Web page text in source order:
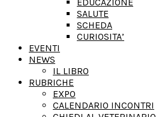
SALUTE
SCHEDA
CURIOSITA’
EVENTI
NEWS
IL LIBRO
RUBRICHE
EXPO
CALENDARIO INCONTRI